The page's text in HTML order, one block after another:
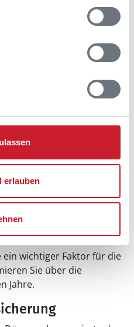
erlauben
Magazine für Sie die
und wir senden
zu. Alle kostenlosen
Unterkünfte
in einem der von uns
möchten, dann
nicht und geben
über alle
sind auch die
ein wichtiger Faktor für die
Sie über die
Jahre.